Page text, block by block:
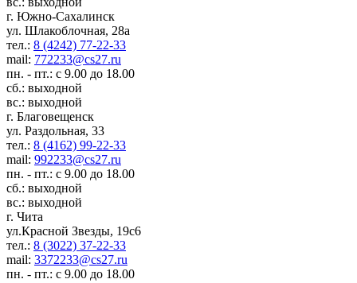
г. Южно-Сахалинск
ул. Шлакоблочная, 28а
тел.: 8 (4242) 77-22-33
mail: 772233@cs27.ru
пн. - пт.: с 9.00 до 18.00
сб.: выходной
вс.: выходной
г. Благовещенск
ул. Раздольная, 33
тел.: 8 (4162) 99-22-33
mail: 992233@cs27.ru
пн. - пт.: с 9.00 до 18.00
сб.: выходной
вс.: выходной
г. Чита
ул.Красной Звезды, 19с6
тел.: 8 (3022) 37-22-33
mail: 3372233@cs27.ru
пн. - пт.: с 9.00 до 18.00